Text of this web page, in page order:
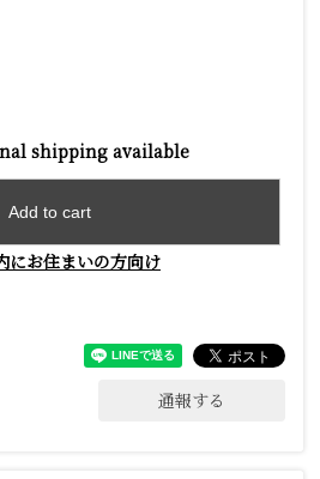
shipping available
Add to cart
にお住まいの方向け
通報する